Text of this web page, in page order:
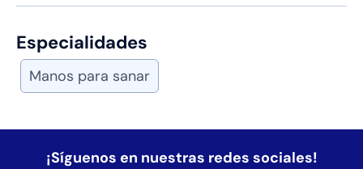
Especialidades
Manos para sanar
¡Síguenos en nuestras redes sociales!